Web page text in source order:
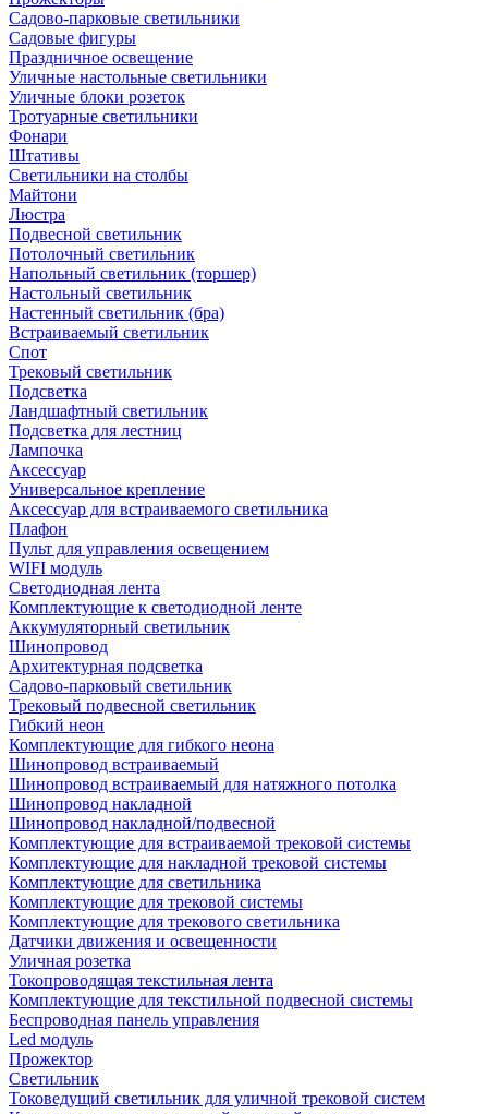
Садово-парковые светильники
Садовые фигуры
Праздничное освещение
Уличные настольные светильники
Уличные блоки розеток
Тротуарные светильники
Фонари
Штативы
Светильники на столбы
Майтони
Люстра
Подвесной светильник
Потолочный светильник
Напольный светильник (торшер)
Настольный светильник
Настенный светильник (бра)
Встраиваемый светильник
Спот
Трековый светильник
Подсветка
Ландшафтный светильник
Подсветка для лестниц
Лампочка
Аксессуар
Универсальное крепление
Аксессуар для встраиваемого светильника
Плафон
Пульт для управления освещением
WIFI модуль
Светодиодная лента
Комплектующие к светодиодной ленте
Аккумуляторный светильник
Шинопровод
Архитектурная подсветка
Садово-парковый светильник
Трековый подвесной светильник
Гибкий неон
Комплектующие для гибкого неона
Шинопровод встраиваемый
Шинопровод встраиваемый для натяжного потолка
Шинопровод накладной
Шинопровод накладной/подвесной
Комплектующие для встраиваемой трековой системы
Комплектующие для накладной трековой системы
Комплектующие для светильника
Комплектующие для трековой системы
Комплектующие для трекового светильника
Датчики движения и освещенности
Уличная розетка
Токопроводящая текстильная лента
Комплектующие для текстильной подвесной системы
Беспроводная панель управления
Led модуль
Прожектор
Светильник
Токоведущий светильник для уличной трековой систем